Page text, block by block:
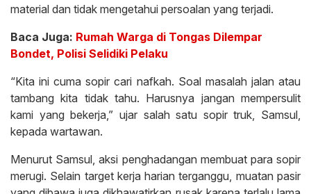
material dan tidak mengetahui persoalan yang terjadi.
Baca Juga: Rumah Warga di Tongas Dilempar
Bondet, Polisi Selidiki Pelaku
“Kita ini cuma sopir cari nafkah. Soal masalah jalan atau
tambang kita tidak tahu. Harusnya jangan mempersulit
kami yang bekerja,” ujar salah satu sopir truk, Samsul,
kepada wartawan.
Menurut Samsul, aksi penghadangan membuat para sopir
merugi. Selain target kerja harian terganggu, muatan pasir